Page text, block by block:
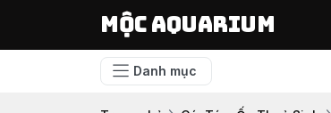
Mộc Aquarium
Danh mục